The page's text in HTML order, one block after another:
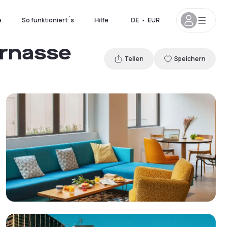
So funktioniert´s Hilfe DE • EUR
Teilen Speichern